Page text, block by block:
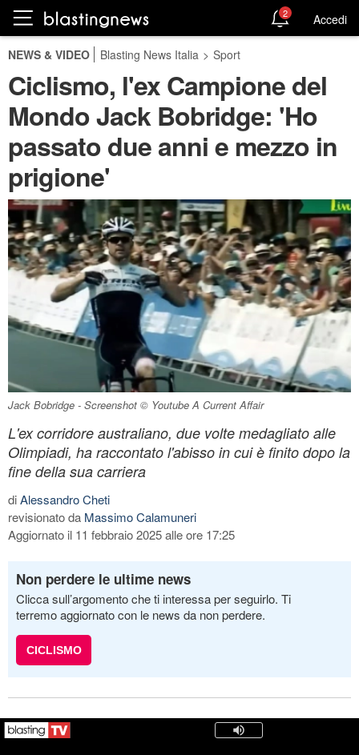
2 Accedi
NEWS & VIDEO Blasting News Italia > Sport
Ciclismo, l'ex Campione del
Mondo Jack Bobridge: 'Ho
passato due anni e mezzo in
prigione'
Jack Bobridge - Screenshot © Youtube A Current Affair
L'ex corridore australiano, due volte medagliato alle
Olimpiadi, ha raccontato l'abisso in cui è finito dopo la
fine della sua carriera
diAlessandro Cheti
revisionato da Massimo Calamuneri
Aggiornato il 11 febbraio 2025 alle ore 17:25
Non perdere le ultime news
Clicca sull’argomento che ti interessa per seguirlo. Ti
terremo aggiornato con le news da non perdere.
CICLISMO